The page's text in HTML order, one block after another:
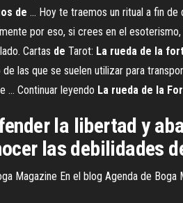
de ... Hoy te traemos un ritual a fin
por eso, si crees en el
Cartas de Tarot: La rueda de la
las que se suelen utilizar para
… Continuar leyendo La rueda de la
la libertad y
las debilidades
Magazine En el blog Agenda de